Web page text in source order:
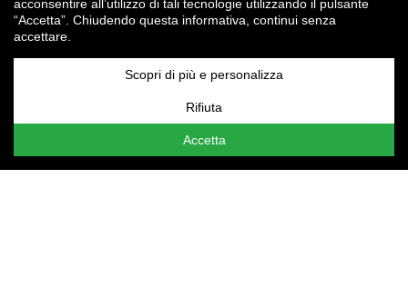
Ristorazione, attraente per i clienti ma anche per... gli
Attenzione:le tueImpostazioni cookienon consentono la
visualizzazione del contenuto qui presente. Assicurati di
aver accettato i cookie per il "Miglioramento
acconsentire all’utilizzo di tali tecnologie utilizzando il pulsante
“Accetta”. Chiudendo questa informativa, continui senza
accettare.
Scopri di più e personalizza
Rifiuta
Accetta